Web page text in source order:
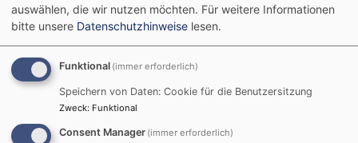
Der "jüngere" Kreis ist für Familien mit kleineren
Strickerschmidt (Kontakt über Pfarramt
08141/3608-00).
auswählen, die wir nutzen möchten. Für weitere Informationen
bitte unsere Datenschutzhinweise lesen.
Funktional (immer erforderlich)
Speichern von Daten: Cookie für die Benutzersitzung
Zweck: Funktional
Consent Manager (immer erforderlich)